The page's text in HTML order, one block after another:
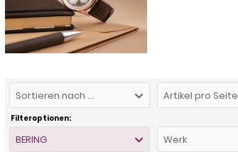
Sortieren nach ... Artikel pro Seite
Filteroptionen:
BERING Werk